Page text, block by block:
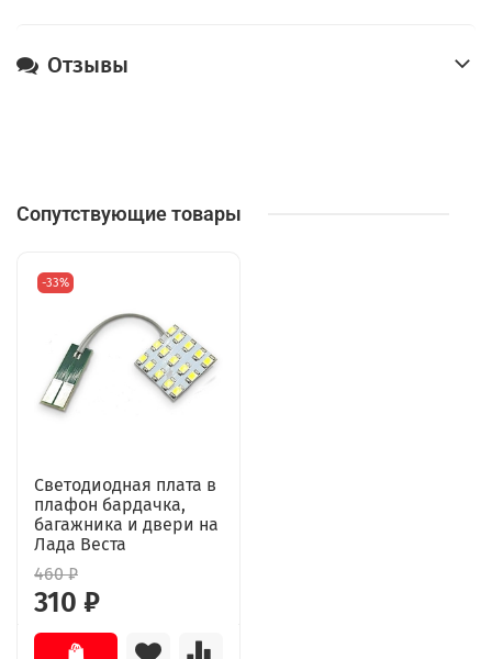
Отзывы
Сопутствующие товары
-33%
Светодиодная плата в
плафон бардачка,
багажника и двери на
Лада Веста
460 ₽
310 ₽